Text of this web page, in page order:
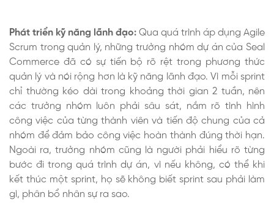
Phát triển kỹ năng lãnh đạo: Qua quá trình áp dụng Agile
Scrum trong quản lý, những trưởng nhóm dự án của Seal
Commerce đã có sự tiến bộ rõ rệt trong phương thức
quản lý và nói rộng hơn là kỹ năng lãnh đạo. Vì mỗi sprint
chỉ thường kéo dài trong khoảng thời gian 2 tuần, nên
các trưởng nhóm luôn phải sâu sát, nắm rõ tình hình
công việc của từng thành viên và tiến độ chung của cả
nhóm để đảm bảo công việc hoàn thành đúng thời hạn.
Ngoài ra, trưởng nhóm cũng là người phải hiểu rõ từng
bước đi trong quá trình dự án, vì nếu không, có thể khi
kết thúc một sprint, họ sẽ không biết sprint sau phải làm
gì, phân bổ nhân sự ra sao.